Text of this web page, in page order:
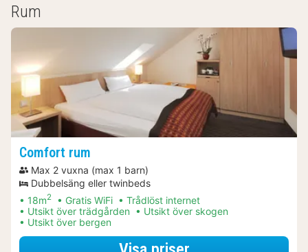
Rum
Comfort rum
Max 2 vuxna (max 1 barn)
Dubbelsäng eller twinbeds
18m2 Gratis WiFi
Trådlöst internet
Utsikt över trädgården
Utsikt över skogen
Utsikt över bergen